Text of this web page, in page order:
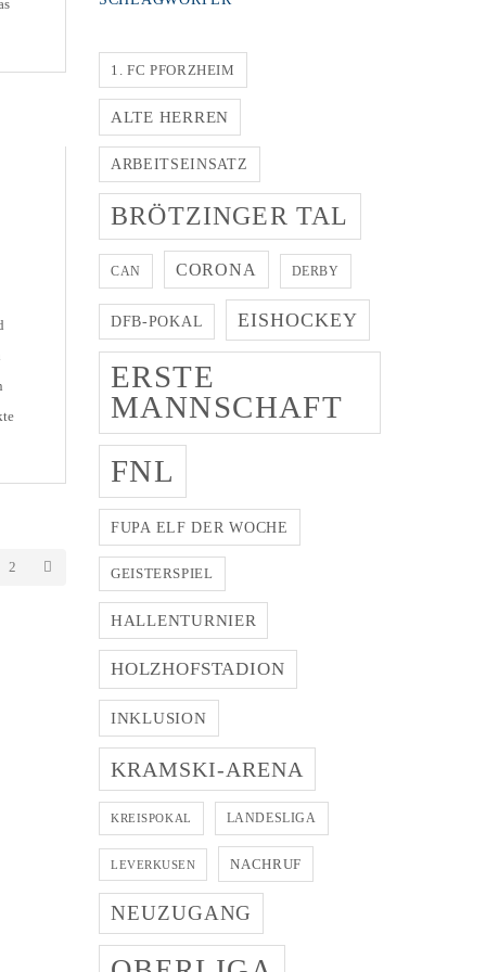
2
1. FC PFORZHEIM
ALTE HERREN
ARBEITSEINSATZ
BRÖTZINGER TAL
CAN CORONA DERBY
DFB-POKAL EISHOCKEY
ERSTE
MANNSCHAFT
FNL
FUPA ELF DER WOCHE
GEISTERSPIEL
HALLENTURNIER
HOLZHOFSTADION
INKLUSION
KRAMSKI-ARENA
KREISPOKAL LANDESLIGA
LEVERKUSEN NACHRUF
NEUZUGANG